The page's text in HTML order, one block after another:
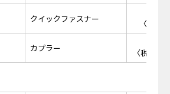
クイックファスナー
〈税抜
カプラー
〈税抜価